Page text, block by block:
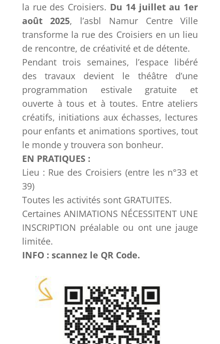
la rue des Croisiers. Du 14 juillet au 1er
août 2025, l’asbl Namur Centre Ville
transforme la rue des Croisiers en un lieu
de rencontre, de créativité et de détente.
Pendant trois semaines, l’espace libéré
des travaux devient le théâtre d’une
programmation estivale gratuite et
ouverte à tous et à toutes. Entre ateliers
créatifs, initiations aux échasses, lectures
pour enfants et animations sportives, tout
le monde y trouvera son bonheur.
EN PRATIQUES :
Lieu : Rue des Croisiers (entre les n°33 et
39)
Toutes les activités sont GRATUITES.
Certaines ANIMATIONS NÉCESSITENT UNE
INSCRIPTION préalable ou ont une jauge
limitée.
INFO : scannez le QR Code.